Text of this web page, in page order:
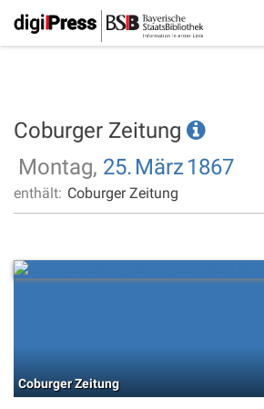
Coburger Zeitung
Montag, 25. März 1867
enthält: Coburger Zeitung
Coburger Zeitung